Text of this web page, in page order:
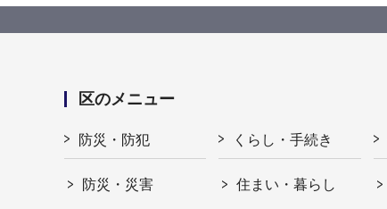
区のメニュー
防災・防犯
防災・災害
くらし・手続き
住まい・暮らし